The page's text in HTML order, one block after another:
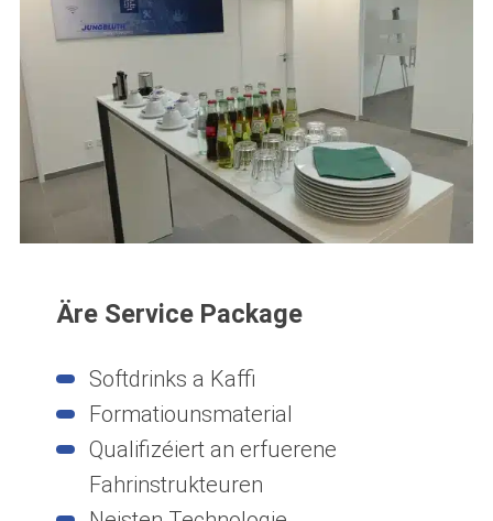
Äre Service Package
Softdrinks a Kaffi
Formatiounsmaterial
Qualifizéiert an erfuerene
Fahrinstrukteuren